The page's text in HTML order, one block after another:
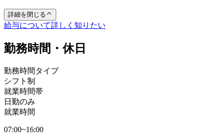
詳細を閉じる
給与について詳しく知りたい
勤務時間・休日
勤務時間タイプ
シフト制
就業時間帯
日勤のみ
就業時間
07:00~16:00